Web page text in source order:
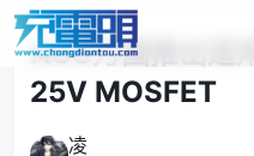
AOS万国推出适
25V MOSFET
凌